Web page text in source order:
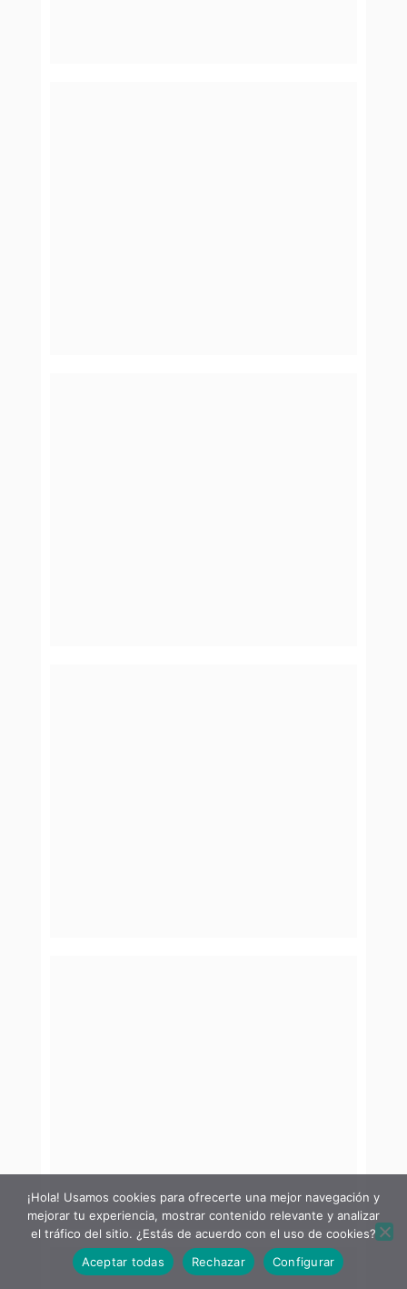
¡Hola! Usamos cookies para ofrecerte una mejor navegación y
mejorar tu experiencia, mostrar contenido relevante y analizar
el tráfico del sitio. ¿Estás de acuerdo con el uso de cookies?
Aceptar todas
Rechazar Configurar